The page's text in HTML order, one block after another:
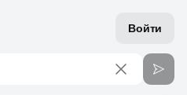
Войти